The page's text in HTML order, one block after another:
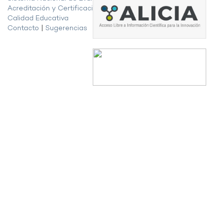
Acreditación y Certificación de la
Calidad Educativa
Contacto
Sugerencias